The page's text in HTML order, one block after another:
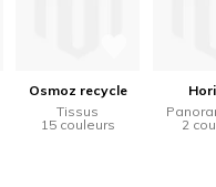
Osmoz recycle
Tissus
15 couleurs
2